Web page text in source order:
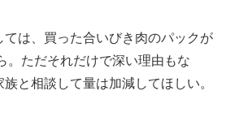
は、買った合いびき肉のパックが
。ただそれだけで深い理由もな
と相談して量は加減してほしい。